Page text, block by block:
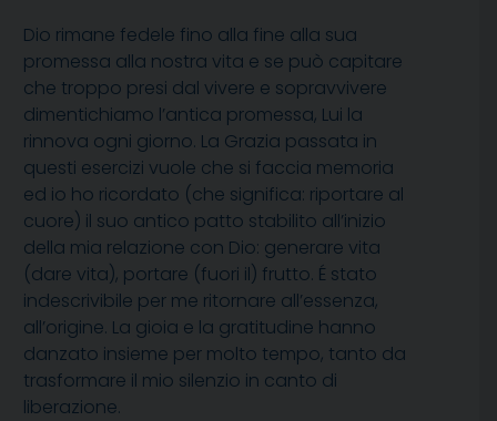
Dio rimane fedele fino alla fine alla sua
promessa alla nostra vita e se può capitare
che troppo presi dal vivere e sopravvivere
dimentichiamo l’antica promessa, Lui la
rinnova ogni giorno. La Grazia passata in
questi esercizi vuole che si faccia memoria
ed io ho ricordato (che significa: riportare al
cuore) il suo antico patto stabilito all’inizio
della mia relazione con Dio: generare vita
(dare vita), portare (fuori il) frutto. É stato
indescrivibile per me ritornare all’essenza,
all’origine. La gioia e la gratitudine hanno
danzato insieme per molto tempo, tanto da
trasformare il mio silenzio in canto di
liberazione.